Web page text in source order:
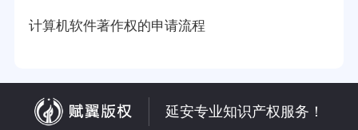
计算机软件著作权的申请流程
延安专业知识产权服务！